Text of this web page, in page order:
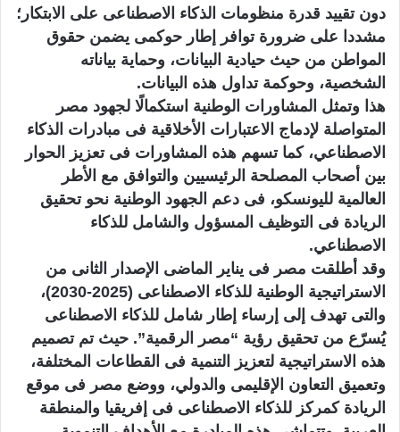
دون تقييد قدرة منظومات الذكاء الاصطناعى على الابتكار؛
مشددا على ضرورة توافر إطار حوكمى يضمن حقوق
المواطن من حيث حيادية البيانات، وحماية بياناته
الشخصية، وحوكمة تداول هذه البيانات.
هذا وتمثل المشاورات الوطنية استكمالًا لجهود مصر
المتواصلة لإدماج الاعتبارات الأخلاقية فى مبادرات الذكاء
الاصطناعي، كما تسهم هذه المشاورات فى تعزيز الحوار
بين أصحاب المصلحة الرئيسيين والتوافق مع الأطر
العالمية لليونسكو، فى دعم الجهود الوطنية نحو تحقيق
الريادة فى التوظيف المسؤول والشامل للذكاء
الاصطناعي.
وقد أطلقت مصر فى يناير الماضى الإصدار الثانى من
الاستراتيجية الوطنية للذكاء الاصطناعى (2025-2030)،
والتى تهدف إلى إرساء إطار شامل للذكاء الاصطناعى
يُسرّع من تحقيق رؤية “مصر الرقمية”. حيث تم تصميم
هذه الاستراتيجية لتعزيز التنمية فى القطاعات المختلفة،
وتعميق التعاون الإقليمى والدولي، ووضع مصر فى موقع
الريادة كمركز للذكاء الاصطناعى فى إفريقيا والمنطقة